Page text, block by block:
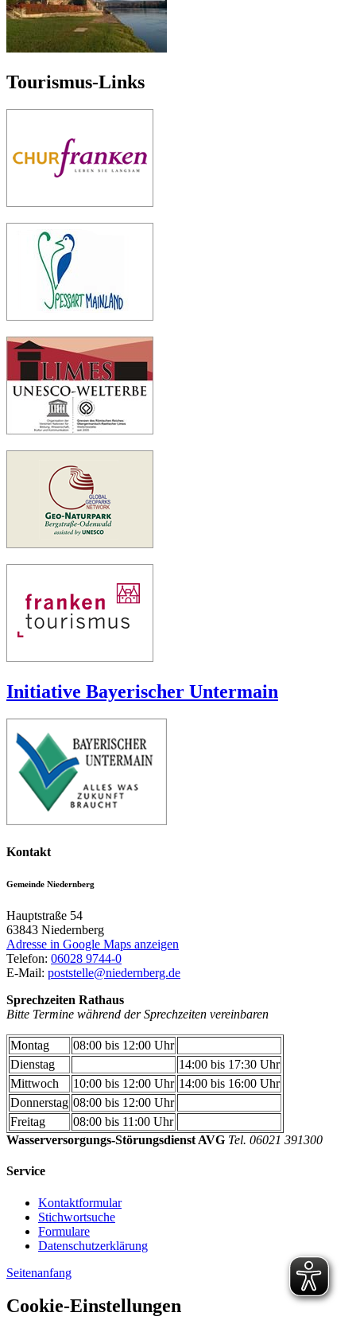
Tourismus-Links
Initiative Bayerischer Untermain
Kontakt
Gemeinde Niedernberg
Hauptstraße 54
63843 Niedernberg
Adresse in Google Maps anzeigen
Telefon: 06028 9744-0
E-Mail: poststelle@niedernberg.de
Sprechzeiten Rathaus
Bitte Termine während der Sprechzeiten vereinbaren
Montag
08:00 bis 12:00 Uhr
Dienstag
14:00 bis 17:30 Uhr
Mittwoch
10:00 bis 12:00 Uhr 14:00 bis 16:00 Uhr
Donnerstag 08:00 bis 12:00 Uhr
Freitag
08:00 bis 11:00 Uhr
Wasserversorgungs-Störungsdienst AVG Tel. 06021 391300
Service
Kontaktformular
Stichwortsuche
Formulare
Datenschutzerklärung
Seitenanfang
Cookie-Einstellungen